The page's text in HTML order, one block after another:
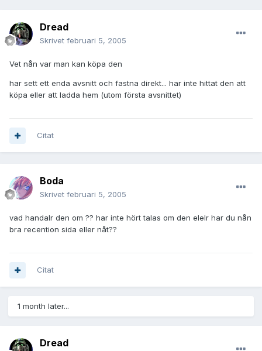
Dread
Skrivet februari 5, 2005
Vet nån var man kan köpa den
har sett ett enda avsnitt och fastna direkt... har inte hittat den att
köpa eller att ladda hem (utom första avsnittet)
Citat
Boda
Skrivet februari 5, 2005
vad handalr den om ?? har inte hört talas om den elelr har du nån
bra recention sida eller nåt??
Citat
1 month later...
Dread